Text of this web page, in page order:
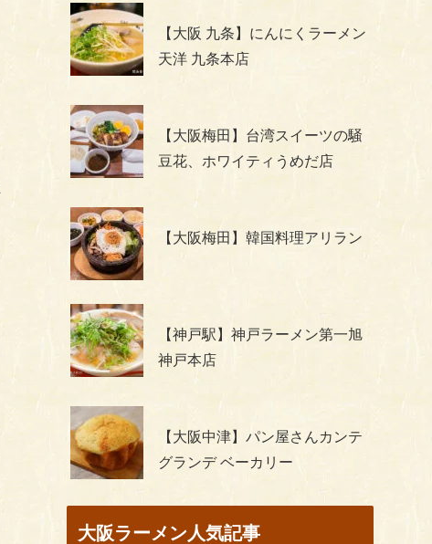
【大阪 九条】にんにくラーメン
天洋 九条本店
【大阪梅田】台湾スイーツの騒
豆花、ホワイティうめだ店
【大阪梅田】韓国料理アリラン
【神戸駅】神戸ラーメン第一旭
神戸本店
【大阪中津】パン屋さんカンテ
グランデ ベーカリー
大阪ラーメン人気記事